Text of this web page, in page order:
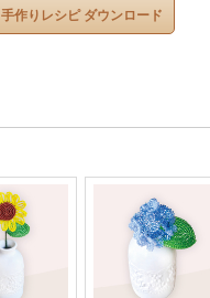
手作りレシピ ダウンロード